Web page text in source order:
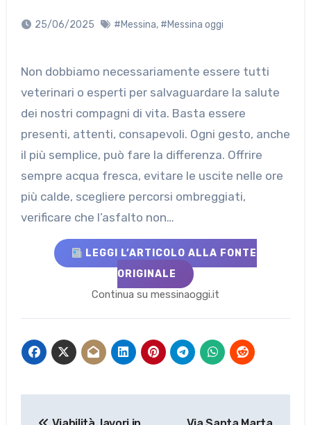
25/06/2025 #Messina, #Messina oggi
Non dobbiamo necessariamente essere tutti
veterinari o esperti per salvaguardare la salute
dei nostri compagni di vita. Basta essere
presenti, attenti, consapevoli. Ogni gesto, anche
il più semplice, può fare la differenza. Offrire
sempre acqua fresca, evitare le uscite nelle ore
più calde, scegliere percorsi ombreggiati,
verificare che l’asfalto non…
LEGGI L’ARTICOLO ALLA FONTE
ORIGINALE
Continua su messinaoggi.it